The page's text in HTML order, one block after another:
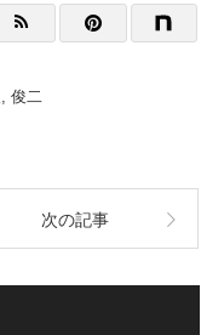
, 俊二
次の記事